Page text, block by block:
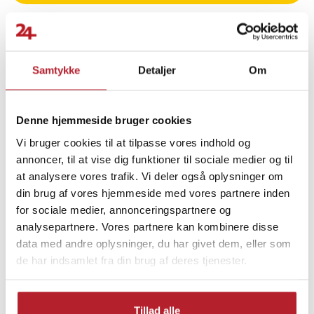
Samtykke Detaljer Om
Denne hjemmeside bruger cookies
Vi bruger cookies til at tilpasse vores indhold og
annoncer, til at vise dig funktioner til sociale medier og til
at analysere vores trafik. Vi deler også oplysninger om
din brug af vores hjemmeside med vores partnere inden
for sociale medier, annonceringspartnere og
analysepartnere. Vores partnere kan kombinere disse
data med andre oplysninger, du har givet dem, eller som
de har indsamlet fra din brug af deres tjenester.
Tillad alle
brug. Det forbedrer både følelsen og holdbarheden over tid.
Det genopladelige batteri giver op til 120 timers brug, når det er
hyppige opladningsstop.
Det kompakte TKL-layout giver mere plads til musebevægelser,
samtidig med at alle vigtige funktionstaster er let tilgængelige via
Fn-kommandoer.
Specifikationer
- Forbindelse: 2,4 GHz trådløs og USB-C-kabel
- USB-standard: USB 3.0
- Tastaturkontakter: Rapoo mekaniske brune kontakter
- Tasternes levetid: 60 millioner tryk
- Konfliktfri betjening: Fuld key rollover
Finde gode tilbud
Tastatur Gaming Gaming-tasteture